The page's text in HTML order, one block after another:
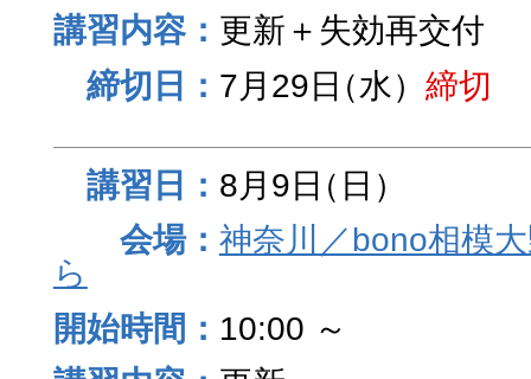
更新＋失効再交付
7月29日（水） 締切
8月9日（日）
神奈川／bono相模
ら
10:00 ～